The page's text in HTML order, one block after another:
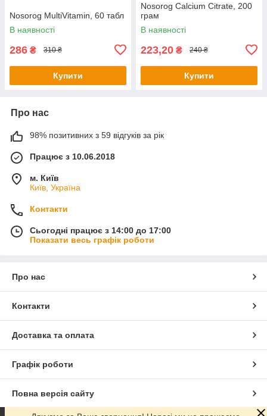
Nosorog MultiVitamin, 60 табл
В наявності
286 ₴ 310 ₴
Купити
Nosorog Calcium Citrate, 200
грам
В наявності
223,20 ₴ 240 ₴
Купити
Про нас
98% позитивних з 59 відгуків за рік
Працює з 10.06.2018
м. Київ
Київ, Україна
Контакти
Сьогодні працює з 14:00 до 17:00
Показати весь графік роботи
Про нас
Контакти
Доставка та оплата
Графік роботи
Повна версія сайту